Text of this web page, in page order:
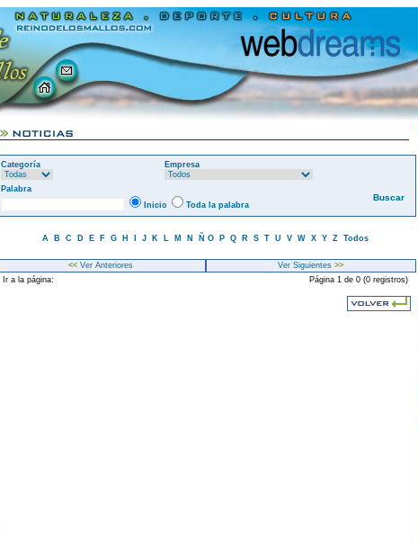
Categoría Empresa
Palabra
Inicio
Toda la palabra
A B C D E F G H J K L M N Ñ O P Q R S T U V W X Y Z Todos
<<Ver Anteriores Ver Siguientes >>
Ir a la página:
Página 1 de 0 (0 registros)